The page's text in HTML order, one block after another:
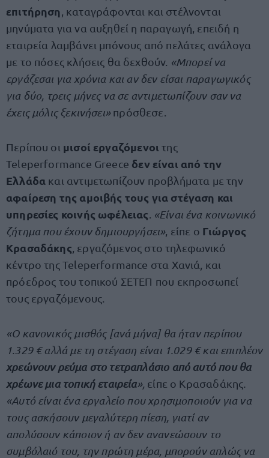
επιτήρηση , καταγράφονται και στέλνονται
μηνύματα για να αυξηθεί η παραγωγή, επειδή η
εταιρεία λαμβάνει μπόνους από πελάτες ανάλογα
με το πόσες κλήσεις θα δεχθούν. «Μπορεί να
εργάζεσαι για χρόνια και αν δεν είσαι παραγωγικός
για δύο, τρεις μήνες να σε αντιμετωπίζουν σαν να
έχεις μόλις ξεκινήσει»πρόσθεσε.
Περίπου οι μισοί εργαζόμενοι της
Teleperformance Greece δεν είναι από την
Ελλάδα και αντιμετωπίζουν προβλήματα με την
αφαίρεση της αμοιβής τους για στέγαση και
υπηρεσίες κοινής ωφέλειας «Είναι ένα κοινωνικό
ζήτημα που έχουν δημιουργήσει», είπε ο Γιώργος
Κρασαδάκης , εργαζόμενος στο τηλεφωνικό
κέντρο της Teleperformance στα Χανιά, και
πρόεδρος του τοπικού ΣΕΤΕΠ που εκπροσωπεί
τους εργαζόμενους.
«Ο κανονικός μισθός [ανά μήνα] θα ήταν περίπου
1.329 € αλλά με τη στέγαση είναι 1.029 € και επιπλέον
χρεώνουν ρεύμα στο τετραπλάσιο από αυτό που θα
χρέωνε μια τοπική εταιρεία», είπε ο Κρασαδάκης.
«Αυτό είναι ένα εργαλείο που χρησιμοποιούν για να
τους ασκήσουν μεγαλύτερη πίεση, γιατί αν
απολύσουν κάποιον ή αν δεν ανανεώσουν το
συμβόλαιό του, την πρώτη μέρα, μπορούν απλώς να